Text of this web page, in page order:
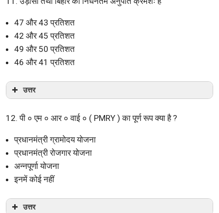
47 और 43 प्रतिशत
42 और 45 प्रतिशत
49 और 50 प्रतिशत
46 और 41 प्रतिशत
उत्तर
12. पी ० एम ० आर ० वाई ० ( PMRY ) का पूर्ण रूप क्या है ?
प्रधानमंत्री ग्रामोदय योजना
प्रधानमंत्री रोजगार योजना
अन्नपूर्णा योजना
इनमें कोई नहीं
उत्तर